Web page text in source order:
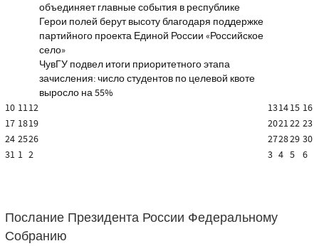
объединяет главные события в республике
Герои полей берут высоту благодаря поддержке
партийного проекта Единой России «Российское
село»
ЧувГУ подвел итоги приоритетного этапа
зачисления: число студентов по целевой квоте
выросло на 55%
10 1112 131415 16
17 1819 202122 23
24 2526 272829 30
31 1 2 3 4 5 6
Послание Президента России Федеральному
Собранию